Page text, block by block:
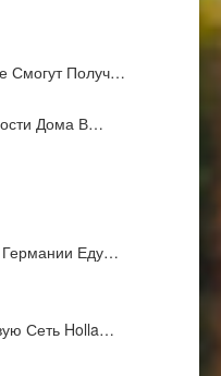
Смогут Получ…
Дома В…
Еду…
Сеть Holla…